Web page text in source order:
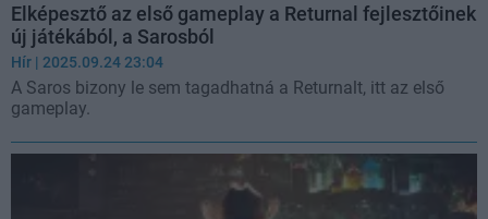
Elképesztő az első gameplay a Returnal fejlesztőinek
új játékából, a Sarosból
Hír | 2025.09.24 23:04
A Saros bizony le sem tagadhatná a Returnalt, itt az első
gameplay.